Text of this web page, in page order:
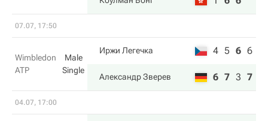
07.07, 17:50
Wimbledon
ATP
Male
Single
Иржи Легечка 4 5 6 6
Александр Зверев 6 7 3 7
04.07, 17:00